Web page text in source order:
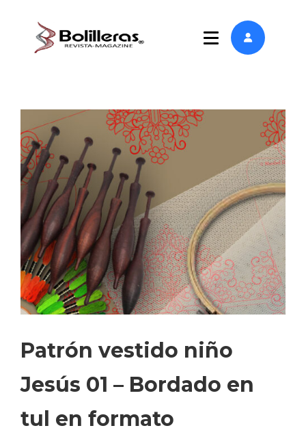
Patrón vestido niño
Jesús 01 – Bordado en
tul en formato